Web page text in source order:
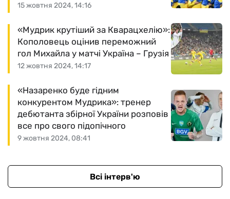
15 жовтня 2024, 14:16
12 жовтня 2024, 14:17
«Мудрик крутіший за Кварацхелію»:
Кополовець оцінив переможний
гол Михайла у матчі Україна – Грузія
9 жовтня 2024, 08:41
«Назаренко буде гідним
конкурентом Мудрика»: тренер
дебютанта збірної України розповів
все про свого підопічного
Всі інтерв'ю